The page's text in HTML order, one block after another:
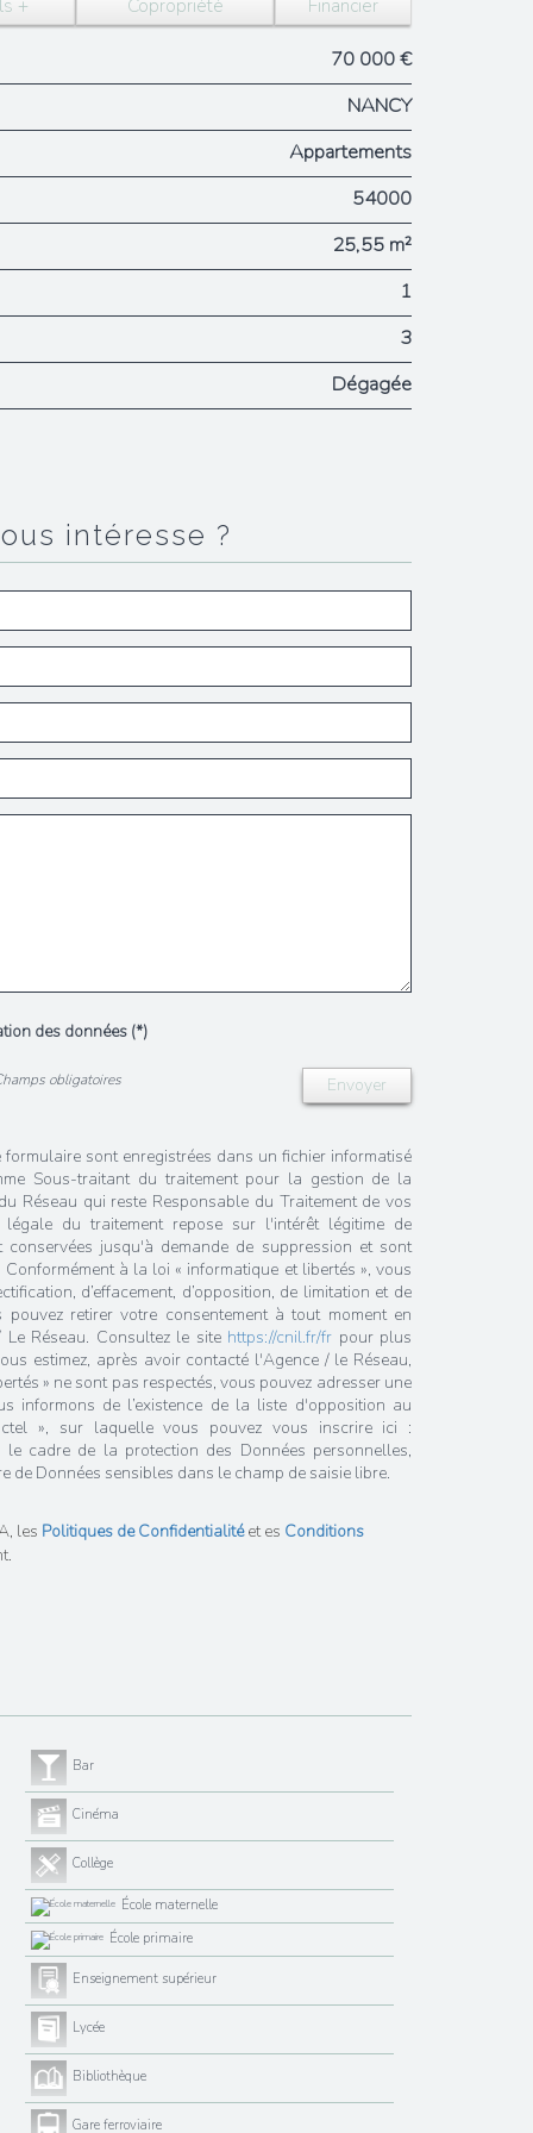
+ Copropriété Financier
70 000 €
NANCY
Appartements
54000
25,55 m²
1
3
Dégagée
intéresse ?
des données (*)
Envoyer
obligatoires
sont enregistrées dans un fichier informatisé
Sous-traitant du traitement pour la gestion de la
Réseau qui reste Responsable du Traitement de vos
du traitement repose sur l'intérêt légitime de
jusqu'à demande de suppression et sont
à la loi « informatique et libertés », vous
d’effacement, d’opposition, de limitation et de
retirer votre consentement à tout moment en
Réseau. Consultez le site https://cnil.fr/fr pour plus
estimez, après avoir contacté l'Agence / le Réseau,
» ne sont pas respectés, vous pouvez adresser une
informons de l’existence de la liste d'opposition au
», sur laquelle vous pouvez vous inscrire ici :
le cadre de la protection des Données personnelles,
de Données sensibles dans le champ de saisie libre.
les Politiques de Confidentialitéet es Conditions
Bar
Cinéma
Collège
École maternelle
École primaire
Enseignement supérieur
Lycée
Bibliothèque
Gare ferroviaire